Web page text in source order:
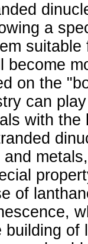
a
become
on the
can
with the
of
of